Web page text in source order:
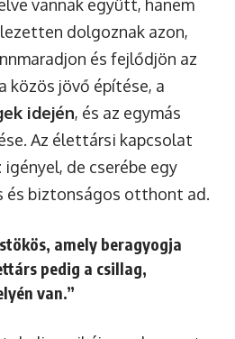
vannak együtt, hanem
dolgoznak azon,
és fejlődjön az
közös jövő építése, a
idején, és az egymás
Az élettársi kapcsolat
igényel, de cserébe egy
és biztonságos otthont ad.
amely beragyogja
pedig a csillag,
van.”